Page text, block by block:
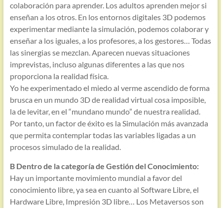
colaboración para aprender. Los adultos aprenden mejor si
enseñan a los otros. En los entornos digitales 3D podemos
experimentar mediante la simulación, podemos colaborar y
enseñar a los iguales, a los profesores, a los gestores… Todas
las sinergias se mezclan. Aparecen nuevas situaciones
imprevistas, incluso algunas diferentes a las que nos
proporciona la realidad física.
Yo he experimentado el miedo al verme ascendido de forma
brusca en un mundo 3D de realidad virtual cosa imposible,
la de levitar, en el “mundano mundo” de nuestra realidad.
Por tanto, un factor de éxito es la Simulación más avanzada
que permita contemplar todas las variables ligadas a un
procesos simulado de la realidad.
B Dentro de la categoría de Gestión del Conocimiento:
Hay un importante movimiento mundial a favor del
conocimiento libre, ya sea en cuanto al Software Libre, el
Hardware Libre, Impresión 3D libre… Los Metaversos son